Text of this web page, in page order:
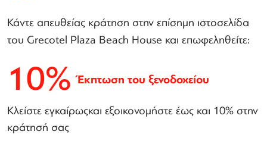
Κάντε απευθείας κράτηση στην επίσημη ιστοσελίδα
του Grecotel Plaza Beach House και επωφεληθείτε:
10% Έκπτωση του ξενοδοχείου
Κλείστε εγκαίρωςκαι εξοικονομήστε έως και 10% στην
κράτησή σας